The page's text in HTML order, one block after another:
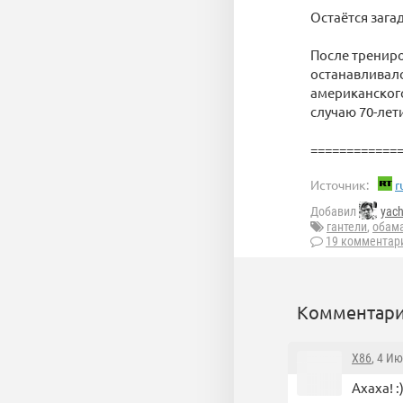
Остаётся
После
случаю 70-
Источник:
Добавил
гантели,
19
X86, 4
Ахаха!